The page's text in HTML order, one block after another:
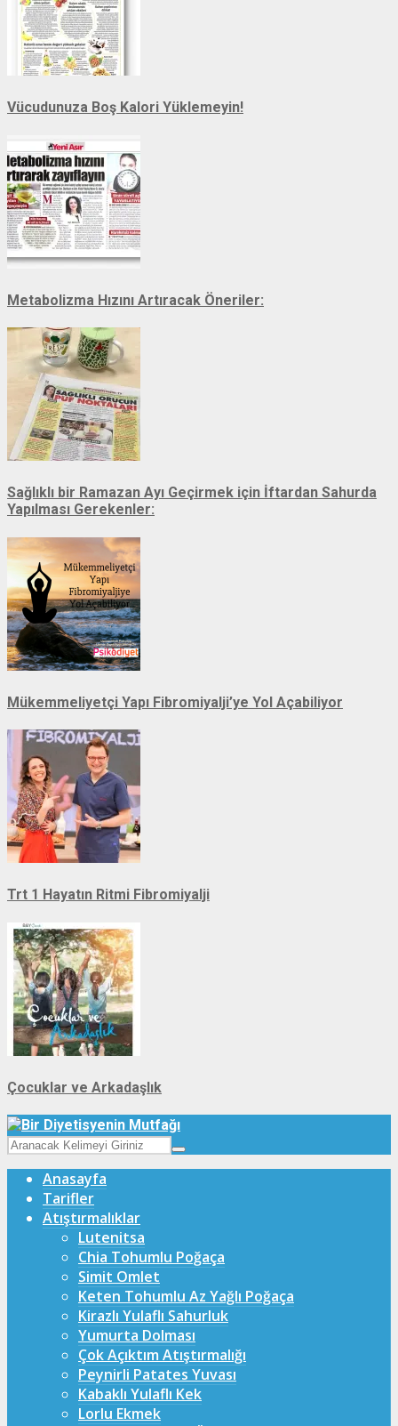
Vücudunuza Boş Kalori Yüklemeyin!
Metabolizma Hızını Artıracak Öneriler:
Sağlıklı bir Ramazan Ayı Geçirmek için İftardan Sahurda
Yapılması Gerekenler:
Mükemmeliyetçi Yapı Fibromiyalji’ye Yol Açabiliyor
Trt 1 Hayatın Ritmi Fibromiyalji
Çocuklar ve Arkadaşlık
Anasayfa
Tarifler
Atıştırmalıklar
Lutenitsa
Chia Tohumlu Poğaça
Simit Omlet
Keten Tohumlu Az Yağlı Poğaça
Kirazlı Yulaflı Sahurluk
Yumurta Dolması
Çok Açıktım Atıştırmalığı
Peynirli Patates Yuvası
Kabaklı Yulaflı Kek
Lorlu Ekmek